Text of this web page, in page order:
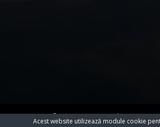
© 2023 Toate Drepturile Rezervate
Acest website utilizează module cookie